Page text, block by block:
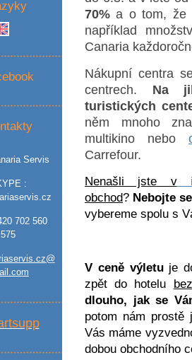
Servis
:
702 560
575
70% a o tom, že
například
Canaria
Nákupní centra
centrech. Na
turistických
něm mnoho
multikino nebo
Carrefour.
Nenašli jste v
obchod? Nebojte
vybereme spolu s
V ceně výletuje
zpět do hotelu
dlouho, jak se
potom nám
Vás máme
dobou obchodního